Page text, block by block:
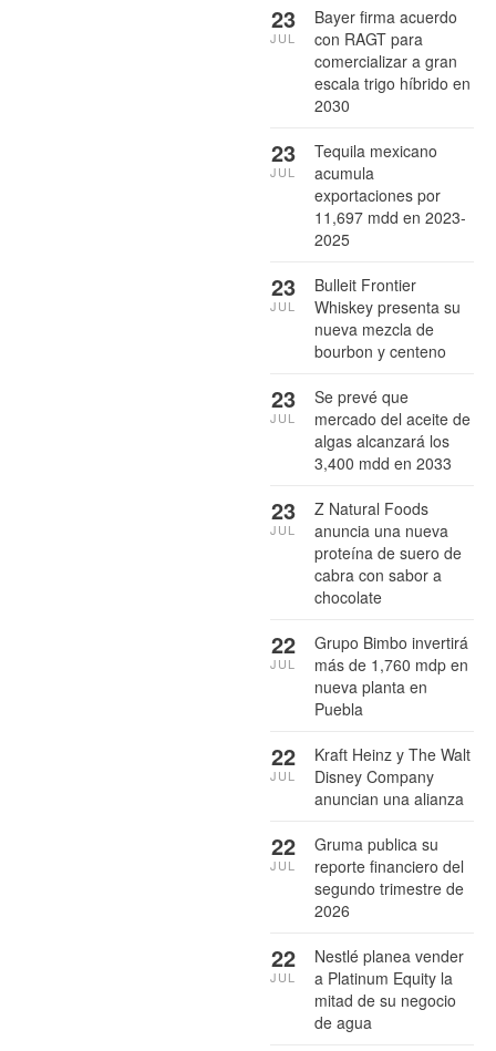
Bayer firma acuerdo
con RAGT para
comercializar a gran
escala trigo híbrido en
2030
23
JUL
Tequila mexicano
acumula
exportaciones por
11,697 mdd en 2023-
2025
23
JUL
Bulleit Frontier
Whiskey presenta su
nueva mezcla de
bourbon y centeno
23
JUL
Se prevé que
mercado del aceite de
algas alcanzará los
3,400 mdd en 2033
23
JUL
Z Natural Foods
anuncia una nueva
proteína de suero de
cabra con sabor a
chocolate
23
JUL
Grupo Bimbo invertirá
más de 1,760 mdp en
nueva planta en
Puebla
22
JUL
Kraft Heinz y The Walt
Disney Company
anuncian una alianza
22
JUL
Gruma publica su
reporte financiero del
segundo trimestre de
2026
22
JUL
Nestlé planea vender
a Platinum Equity la
mitad de su negocio
de agua
22
JUL